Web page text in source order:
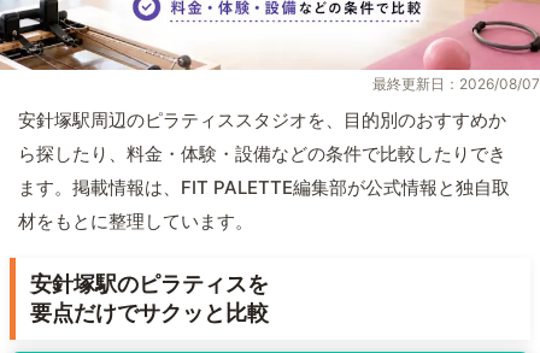
最終更新日：2026/08/07
安針塚駅周辺のピラティススタジオを、目的別のおすすめか
ら探したり、料金・体験・設備などの条件で比較したりでき
ます。掲載情報は、FIT PALETTE編集部が公式情報と独自取
材をもとに整理しています。
安針塚駅のピラティスを
要点だけでサクッと比較